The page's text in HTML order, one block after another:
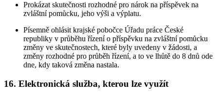
Prokázat skutečnosti rozhodné pro nárok na příspěvek na
zvláštní pomůcku, jeho výši a výplatu.
Písemně ohlásit krajské pobočce Úřadu práce České
republiky v průběhu řízení o příspěvku na zvláštní pomůcku
změny ve skutečnostech, které byly uvedeny v žádosti, a
změny rozhodné pro průběh řízení, a to ve lhůtě do 8 dnů ode
dne, kdy taková změna nastala.
16. Elektronická služba, kterou lze využít